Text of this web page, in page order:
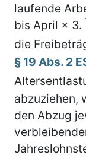
laufende
bis April × 3.
die
§ 19 Abs. 2
abzuziehen,
den Abzug